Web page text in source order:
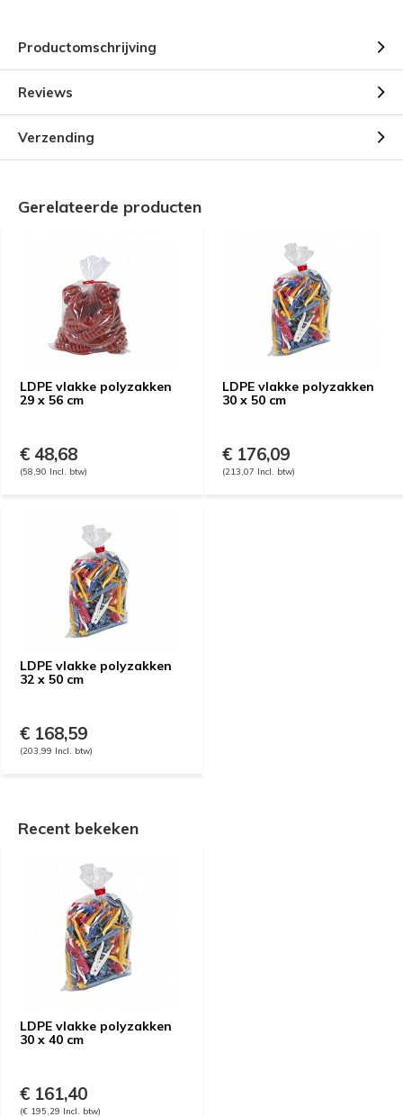
Productomschrijving
Reviews
Verzending
Gerelateerde producten
LDPE vlakke polyzakken
29 x 56 cm
€ 48,68
(58,90 Incl. btw)
LDPE vlakke polyzakken
30 x 50 cm
€ 176,09
(213,07 Incl. btw)
LDPE vlakke polyzakken
32 x 50 cm
€ 168,59
(203,99 Incl. btw)
Recent bekeken
LDPE vlakke polyzakken
30 x 40 cm
€ 161,40
(€ 195,29 Incl. btw)